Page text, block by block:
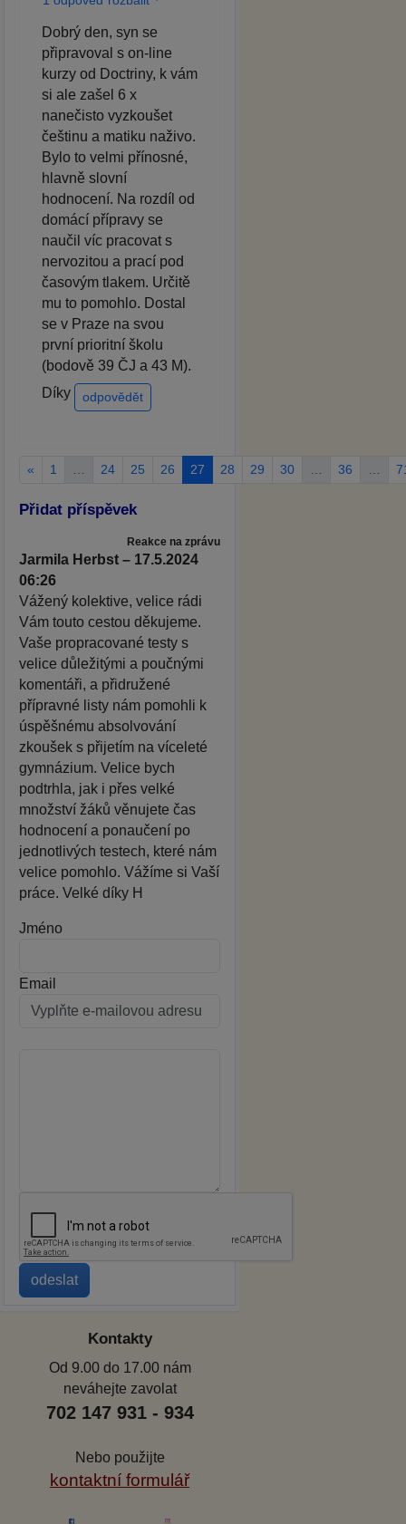
Dobrý den, syn se
připravoval s on-line
kurzy od Doctriny, k vám
si ale zašel 6 x
nanečisto vyzkoušet
češtinu a matiku naživo.
Bylo to velmi přínosné,
hlavně slovní
hodnocení. Na rozdíl od
domácí přípravy se
naučil víc pracovat s
nervozitou a prací pod
časovým tlakem. Určitě
mu to pomohlo. Dostal
se v Praze na svou
první prioritní školu
(bodově 39 ČJ a 43 M).
Díky
odpovědět
« 1 24 25 26 27 28 29 30 36
Přidat příspěvek
Reakce na zprávu
Jarmila Herbst – 17.5.2024
06:26
Vážený kolektive, velice rádi
Vám touto cestou děkujeme.
Vaše propracované testy s
velice důležitými a poučnými
komentáři, a přidružené
přípravné listy nám pomohli k
úspěšnému absolvování
zkoušek s přijetím na víceleté
gymnázium. Velice bych
podtrhla, jak i přes velké
množství žáků věnujete čas
hodnocení a ponaučení po
jednotlivých testech, které nám
velice pomohlo. Vážíme si Vaší
práce. Velké díky H
Jméno
Email
Kontakty
Od 9.00 do 17.00 nám
neváhejte zavolat
702 147 931 - 934
Nebo použijte
kontaktní formulář